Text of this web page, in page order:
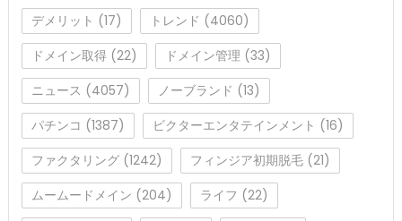
デメリット (17) トレンド (4060)
ドメイン取得(22) ドメイン管理 (33)
ニュース (4057) ノーブランド (13)
パチンコ (1387) ビクターエンタテインメント (16)
ファクタリング(1242) フィンジア初期脱毛(21)
ムームードメイン (204) ライフ (22)